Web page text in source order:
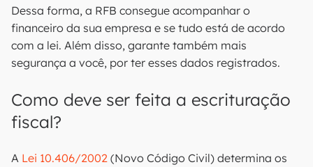
Dessa forma, a RFB consegue acompanhar o
financeiro da sua empresa e se tudo está de acordo
com a lei. Além disso, garante também mais
segurança a você, por ter esses dados registrados.
Como deve ser feita a escrituração
fiscal?
A Lei 10.406/2002 (Novo Código Civil) determina os